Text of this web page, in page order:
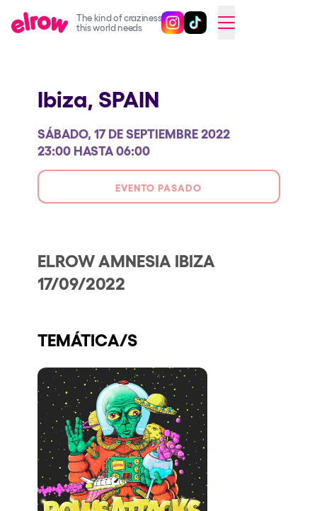
The kind of craziness
this world needs
Sigue @elrowofficial en
Sigue @elrowofficial en
SWITCH TO ENGLISH
elrow Ibiza x [UNVRS] 2026
elrow Town 2026
Snowrow Festival 2026
elrow Island 2026
elrow Shop
Our Creative World
Music
Quienes somos
¿Quieres trabajar con nosotros?
elrow News
Síguenos en tiktok
Síguenos en facebook
Síguenos en instagram
Síguenos en twitter
Síguenos en linkedin
Síguenos en youtube
Política de Privacidad
Política de Cookies
Ibiza, SPAIN
SÁBADO, 17 DE SEPTIEMBRE 2022
23:00 HASTA 06:00
EVENTO PASADO
ELROW AMNESIA IBIZA
17/09/2022
TEMÁTICA/S